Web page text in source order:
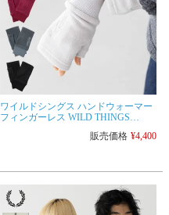
ワイルドシングス ハンドウォーマー
フィンガーレス WILD THINGS
WTL25117SL フリース グローブ 手袋
販売価格 ¥4,400